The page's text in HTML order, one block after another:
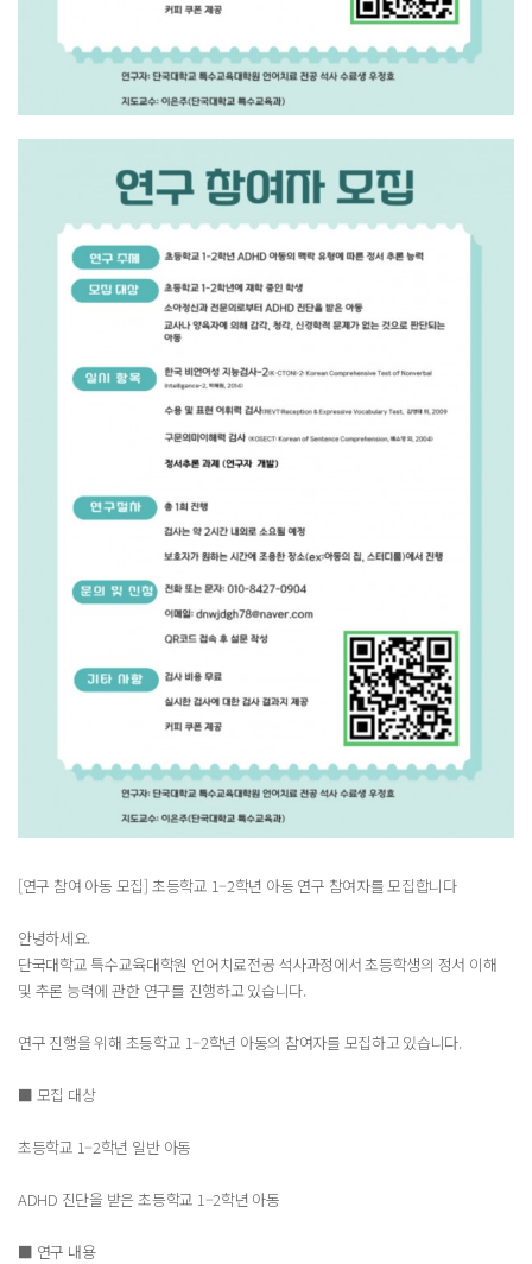
[연구 참여 아동 모집] 초등학교 1–2학년 아동 연구 참여자를 모집합니다
안녕하세요.
단국대학교 특수교육대학원 언어치료전공 석사과정에서 초등학생의 정서 이해
및 추론 능력에 관한 연구를 진행하고 있습니다.
연구 진행을 위해 초등학교 1–2학년 아동의 참여자를 모집하고 있습니다.
■ 모집 대상
초등학교 1–2학년 일반 아동
ADHD 진단을 받은 초등학교 1–2학년 아동
■ 연구 내용